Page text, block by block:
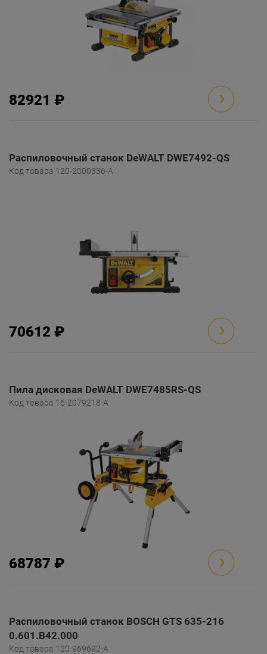
82921 ₽
Распиловочный станок DeWALT DWE7492-QS
Код товара 120-2000336-A
70612 ₽
Пила дисковая DeWALT DWE7485RS-QS
Код товара 16-2079218-A
68787 ₽
Распиловочный станок BOSCH GTS 635-216
0.601.B42.000
Код товара 120-969692-A